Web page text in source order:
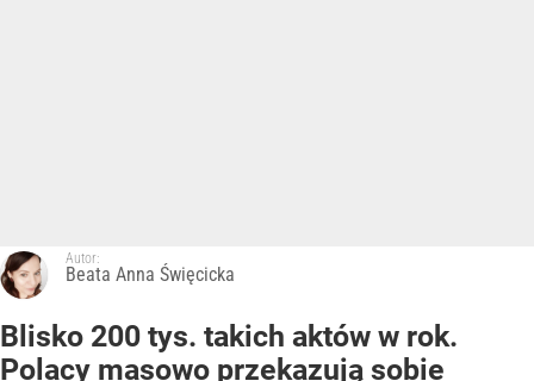
Autor:
Beata Anna Święcicka
Blisko 200 tys. takich aktów w rok.
Polacy masowo przekazują sobie